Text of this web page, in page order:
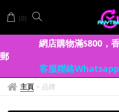
BERLINK
柏
林
(0)
網店購物滿$800，
郵
客服聯絡
主頁 > 品牌